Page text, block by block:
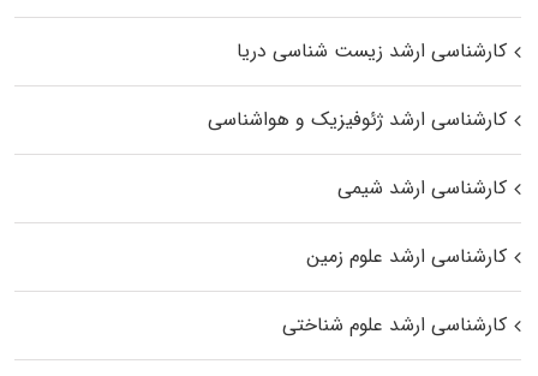
کارشناسی ارشد زیست‌ شناسی دریا
کارشناسی ارشد ژئوفیزیک و هواشناسی
کارشناسی ارشد شیمی
کارشناسی ارشد علوم زمین
کارشناسی ارشد علوم شناختی